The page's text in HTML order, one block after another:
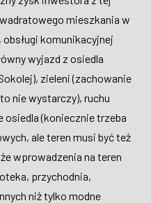
mieszkania w
komunikacyjnej
wyjazd z osiedla
zieleni (zachowanie
nie wystarczy), ruchu
osiedla (koniecznie trzeba
ale teren musi być też
wprowadzenia na teren
przychodnia,
niż tylko modne